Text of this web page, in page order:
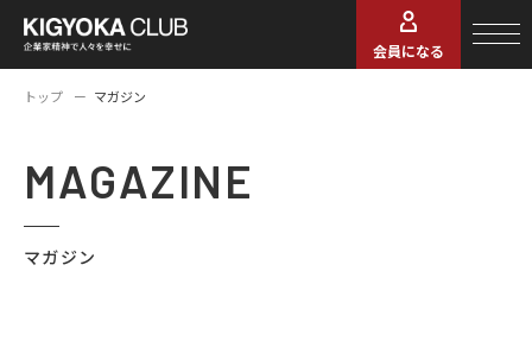
会員になる
トップ マガジン
MAGAZINE
マガジン